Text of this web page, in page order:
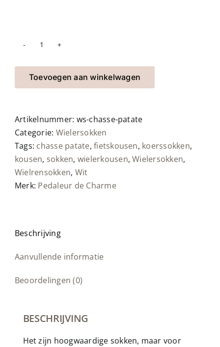
Wielersokken
Patate
aantal
Toevoegen aan winkelwagen
Artikelnummer: ws-chasse-patate
Categorie: Wielersokken
Tags: chasse patate,fietskousen, koerssokken,
kousen, sokken, wielerkousen,Wielersokken,
Wielrensokken, Wit
Merk: Pedaleur de Charme
Beschrijving
Aanvullende informatie
Beoordelingen (0)
BESCHRIJVING
Het zijn hoogwaardige sokken, maar voor